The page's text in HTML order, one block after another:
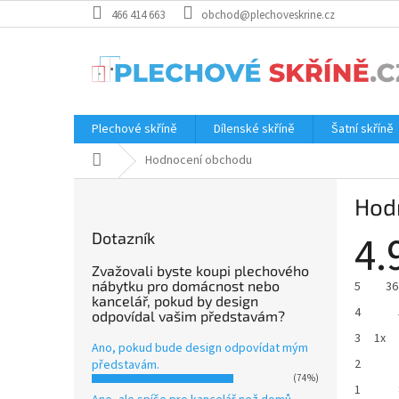
na
466 414 663 obchod@plechoveskrine.cz
Plechové skříně Dílenské skříně Šatní skříně
Domů Hodnocení obchodu
Dotazník
Zvažovali byste koupi plechového
nábytku pro domácnost nebo
kancelář, pokud by design
odpovídal vašim představám?
Ano, pokud bude design odpovídat mým
představám.
(74%)
5
4
3
1x
2
1